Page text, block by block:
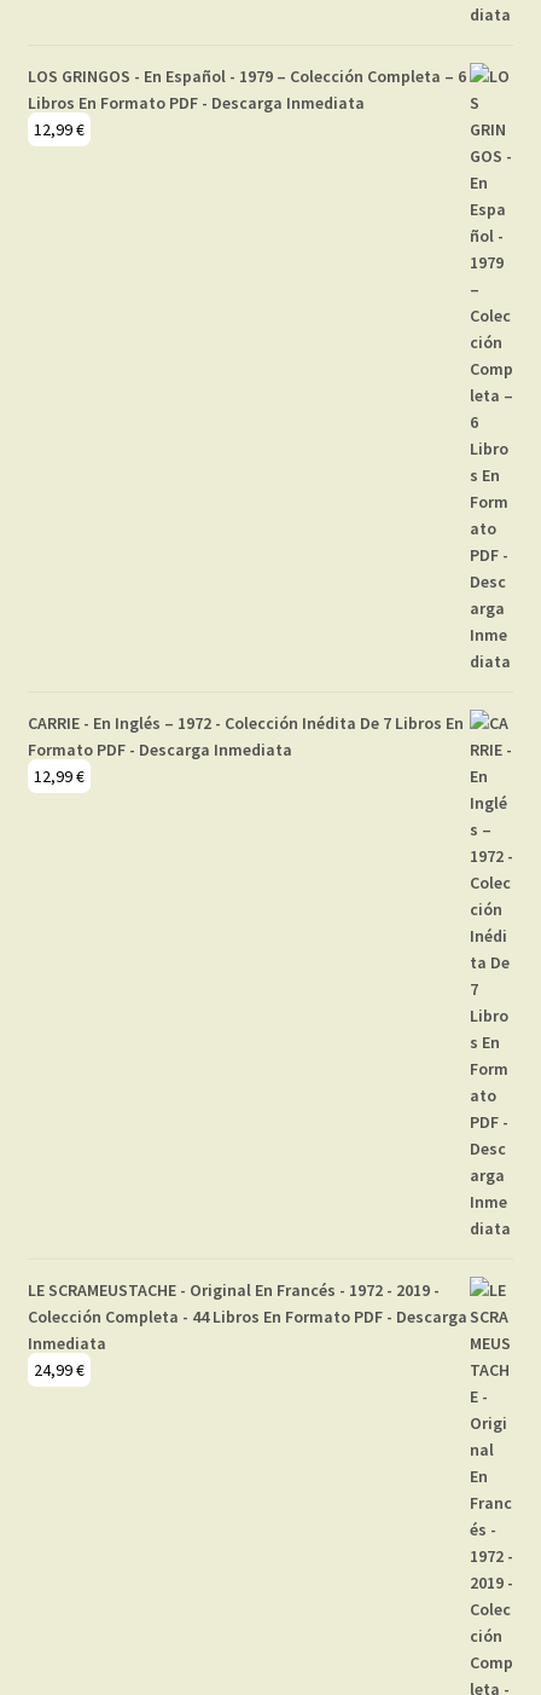
LOS GRINGOS - En Español - 1979 – Colección Completa – 6
Libros En Formato PDF - Descarga Inmediata
12,99€
CARRIE - En Inglés – 1972 - Colección Inédita De 7 Libros En
Formato PDF - Descarga Inmediata
12,99€
LE SCRAMEUSTACHE - Original En Francés - 1972 - 2019 -
Colección Completa - 44 Libros En Formato PDF - Descarga
Inmediata
24,99€